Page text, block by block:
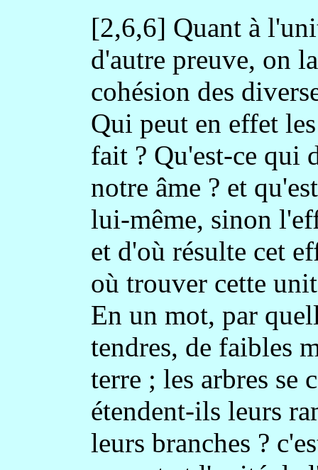
[2,6,6] Quant à
d'autre preuve, on
cohésion des
Qui peut en effet
fait ? Qu'est-ce qui
notre âme ? et
lui-même, sinon
et d'où résulte cet
où trouver cette
En un mot, par
tendres, de faibles
terre ; les arbres se
étendent-ils leurs
leurs branches ?